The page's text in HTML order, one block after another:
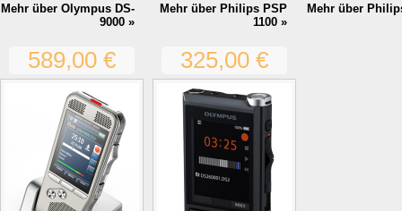
Mehr über Olympus DS-
9000 »
Mehr über Philips PSP
1100 »
Mehr über
589,00 € 325,00 €